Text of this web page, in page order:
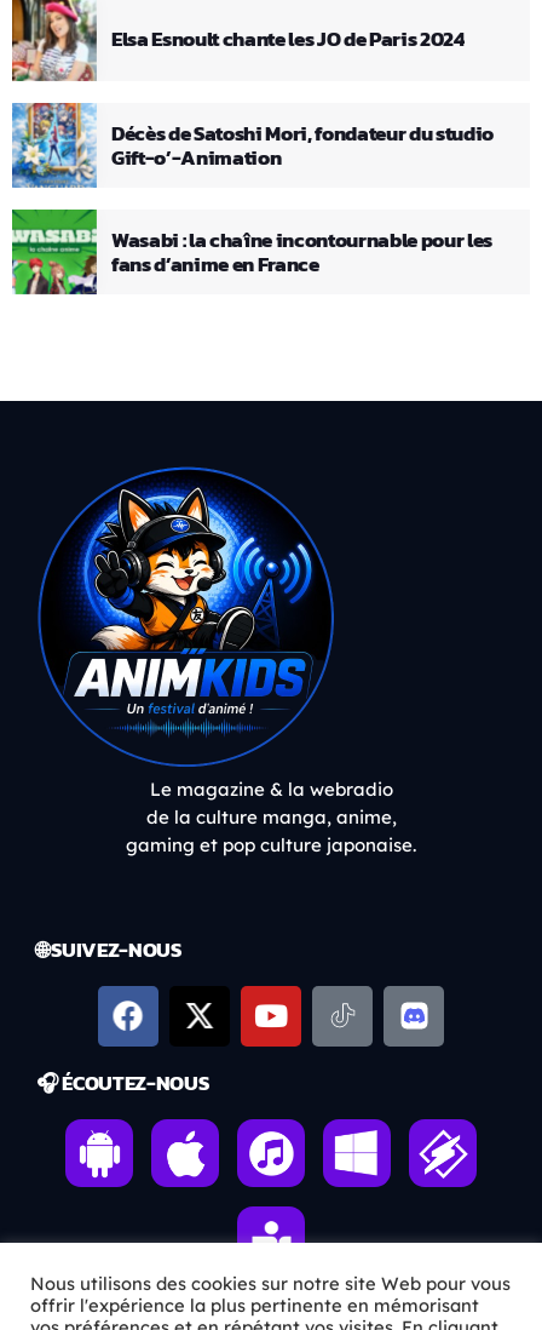
Elsa Esnoult chante les JO de Paris 2024
Décès de Satoshi Mori, fondateur du studio
Gift-o’-Animation
Wasabi : la chaîne incontournable pour les
fans d’anime en France
Le magazine & la webradio
de la culture manga, anime,
gaming et pop culture japonaise.
🌐 SUIVEZ-NOUS
🎧 ÉCOUTEZ-NOUS
Nous utilisons des cookies sur notre site Web pour vous
offrir l'expérience la plus pertinente en mémorisant